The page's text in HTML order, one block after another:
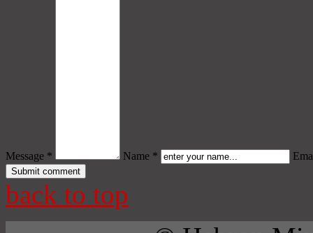
Message * Name *
back to top